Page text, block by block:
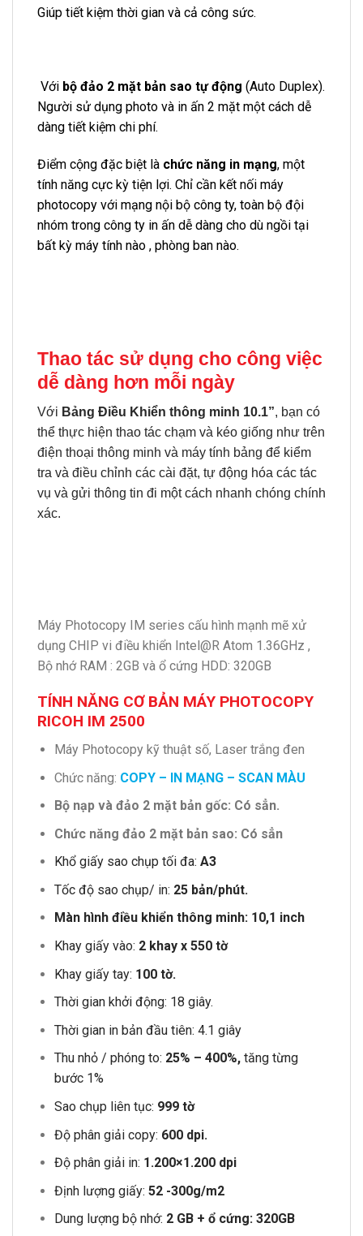
Giúp tiết kiệm thời gian và cả công sức.
Với bộ đảo 2 mặt bản sao tự động (Auto Duplex).
Người sử dụng photo và in ấn 2 mặt một cách dễ
dàng tiết kiệm chi phí.
Điểm cộng đặc biệt là chức năng in mạng, một
tính năng cực kỳ tiện lợi. Chỉ cần kết nối máy
photocopy với mạng nội bộ công ty, toàn bộ đội
nhóm trong công ty in ấn dễ dàng cho dù ngồi tại
bất kỳ máy tính nào , phòng ban nào.
Thao tác sử dụng cho công việc
dễ dàng hơn mỗi ngày
Với Bảng Điều Khiển thông minh 10.1”, bạn có
thể thực hiện thao tác chạm và kéo giống như trên
điện thoại thông minh và máy tính bảng để kiểm
tra và điều chỉnh các cài đặt, tự động hóa các tác
vụ và gửi thông tin đi một cách nhanh chóng chính
xác.
Máy Photocopy IM series cấu hình mạnh mẽ xử
dụng CHIP vi điều khiển Intel@R Atom 1.36GHz ,
Bộ nhớ RAM : 2GB và ổ cứng HDD: 320GB
TÍNH NĂNG CƠ BẢN MÁY PHOTOCOPY
RICOH IM 2500
Máy Photocopy kỹ thuật số, Laser trắng đen
Chức năng: COPY – IN MẠNG – SCAN MÀU
Bộ nạp và đảo 2 mặt bản gốc: Có sẳn.
Chức năng đảo 2 mặt bản sao: Có sẳn
Khổ giấy sao chụp tối đa: A3
Tốc độ sao chụp/ in: 25 bản/phút.
Màn hình điều khiển thông minh: 10,1 inch
Khay giấy vào: 2 khay x 550 tờ
Khay giấy tay: 100 tờ.
Thời gian khởi động: 18 giây.
Thời gian in bản đầu tiên: 4.1 giây
Thu nhỏ / phóng to: 25% – 400%, tăng từng
bước 1%
Sao chụp liên tục: 999 tờ
Độ phân giải copy: 600 dpi.
Độ phân giải in: 1.200×1.200 dpi
Định lượng giấy: 52 -300g/m2
Dung lượng bộ nhớ: 2 GB + ổ cứng: 320GB